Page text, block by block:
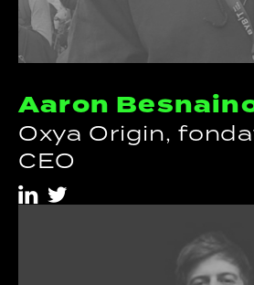
Aaron
Oxya Origin,
CEO
i t